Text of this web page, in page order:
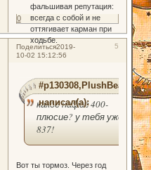
фальшивая репутация:
всегда с собой и не
оттягивает карман при
ходьбе.
0
Поделиться 5
2019-
10-02 15:12:56
#p130308,PlushBear
написал(а):
какое нафиг 400-
плюсие? у тебя уже
837!
Вот ты тормоз. Через год